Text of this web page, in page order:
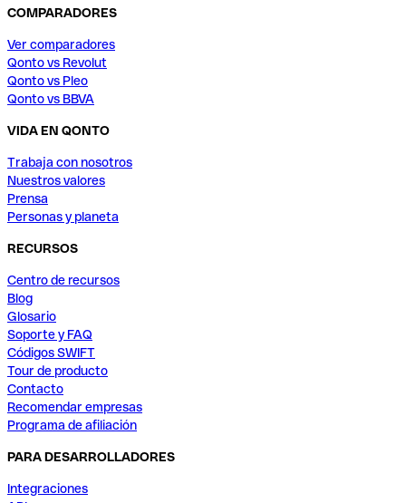
COMPARADORES
Ver comparadores
Qonto vs Revolut
Qonto vs Pleo
Qonto vs BBVA
VIDA EN QONTO
Trabaja con nosotros
Nuestros valores
Prensa
Personas y planeta
RECURSOS
Centro de recursos
Blog
Glosario
Soporte y FAQ
Códigos SWIFT
Tour de producto
Contacto
Recomendar empresas
Programa de afiliación
PARA DESARROLLADORES
Integraciones